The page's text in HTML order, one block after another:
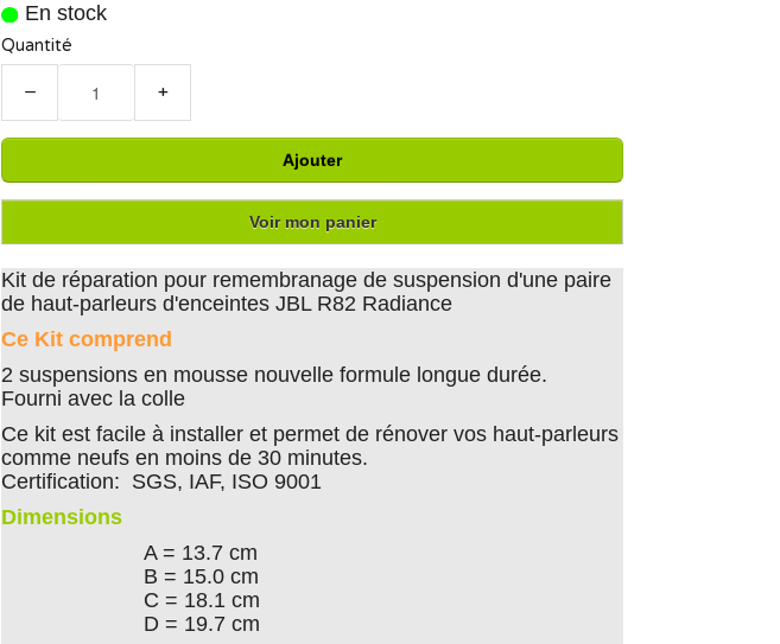
En stock
Quantité
− +
Ajouter
Voir mon panier
Kit de réparation pour remembranage de suspension d'une paire
de haut-parleurs d'enceintes JBL R82 Radiance
Ce Kit comprend
2 suspensions en mousse nouvelle formule longue durée.
Fourni avec la colle
Ce kit est facile à installer et permet de rénover vos haut-parleurs
comme neufs en moins de 30 minutes.
Certification: SGS, IAF, ISO 9001
Dimensions
A = 13.7 cm
B = 15.0 cm
C = 18.1 cm
D = 19.7 cm